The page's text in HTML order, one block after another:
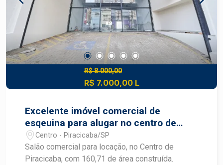
R$ 8.000,00
R$ 7.000,00 L
Excelente imóvel comercial de
esqeuina para alugar no centro de
Piracicaba.
Centro - Piracicaba/SP
Salão comercial para locação, no Centro de
Piracicaba, com 160,71 de área construída.